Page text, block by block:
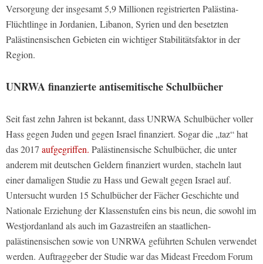
Versorgung der insgesamt 5,9 Millionen registrierten Palästina-
Flüchtlinge in Jordanien, Libanon, Syrien und den besetzten
Palästinensischen Gebieten ein wichtiger Stabilitätsfaktor in der
Region.
UNRWA finanzierte antisemitische Schulbücher
Seit fast zehn Jahren ist bekannt, dass UNRWA Schulbücher voller
Hass gegen Juden und gegen Israel finanziert. Sogar die „taz“ hat
das 2017 aufgegriffen. Palästinensische Schulbücher, die unter
anderem mit deutschen Geldern finanziert wurden, stacheln laut
einer damaligen Studie zu Hass und Gewalt gegen Israel auf.
Untersucht wurden 15 Schulbücher der Fächer Geschichte und
Nationale Erziehung der Klassenstufen eins bis neun, die sowohl im
Westjordanland als auch im Gazastreifen an staatlichen-
palästinensischen sowie von UNRWA geführten Schulen verwendet
werden. Auftraggeber der Studie war das Mideast Freedom Forum